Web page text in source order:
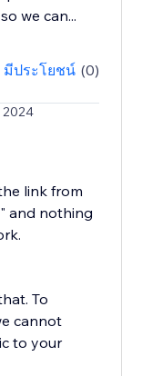
we can...
มีประโยชน์ (0)
2024
link from
and nothing
To
cannot
to your